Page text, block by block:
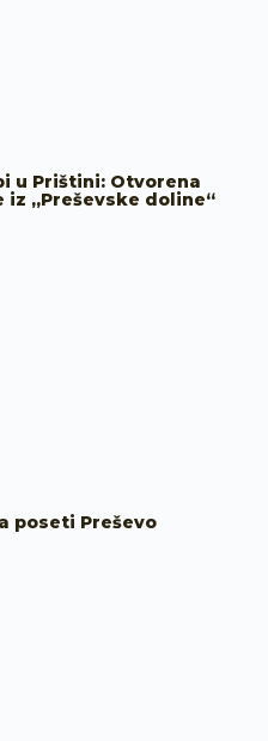
u Prištini: Otvorena
iz „Preševske doline“
poseti Preševo